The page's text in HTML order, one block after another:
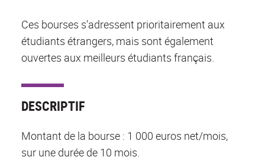
Ces bourses s’adressent prioritairement aux
étudiants étrangers, mais sont également
ouvertes aux meilleurs étudiants français.
DESCRIPTIF
Montant de la bourse : 1 000 euros net/mois,
sur une durée de 10 mois.